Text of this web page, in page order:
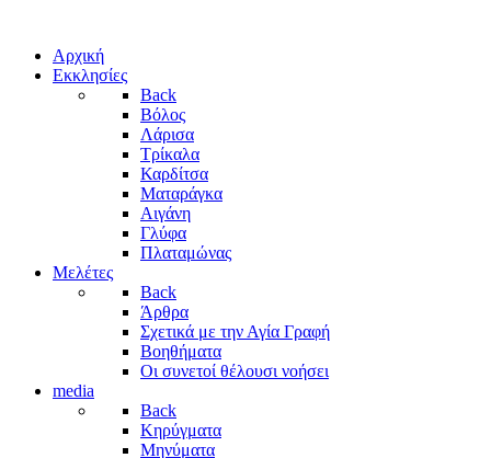
Αρχική
Εκκλησίες
Back
Βόλος
Λάρισα
Τρίκαλα
Καρδίτσα
Ματαράγκα
Αιγάνη
Γλύφα
Πλαταμώνας
Μελέτες
Back
Άρθρα
Σχετικά με την Αγία Γραφή
Βοηθήματα
Οι συνετοί θέλουσι νοήσει
media
Back
Κηρύγματα
Μηνύματα